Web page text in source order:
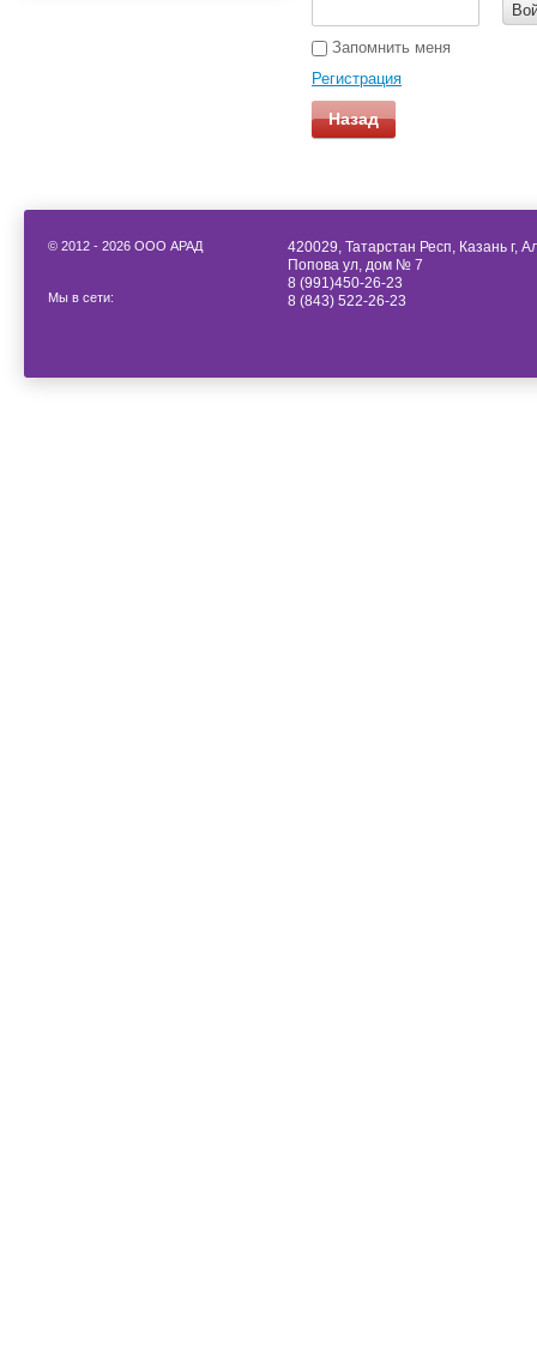
Запомнить меня
Регистрация
Назад
© 2012 - 2026 ООО АРАД
Мы в сети:
420029, Татарстан Респ, Казань г,
Попова ул, дом № 7
8 (991)450-26-23
8 (843) 522-26-23